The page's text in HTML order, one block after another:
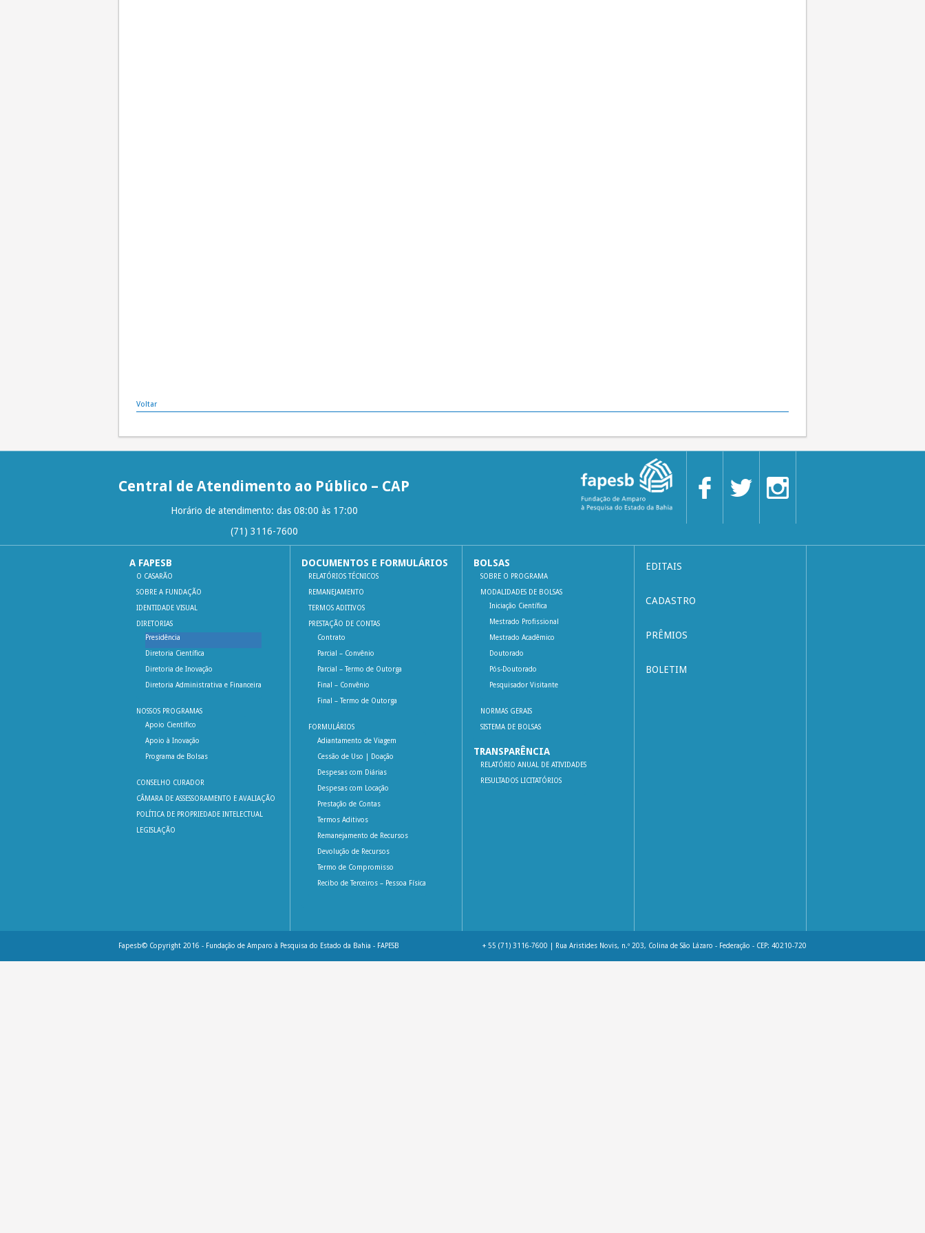
Voltar
Central de Atendimento ao Público – CAP
Horário de atendimento: das 08:00 às 17:00
(71) 3116-7600
A FAPESB
O CASARÃO
SOBRE A FUNDAÇÃO
IDENTIDADE VISUAL
DIRETORIAS
Presidência
Diretoria Científica
Diretoria de Inovação
Diretoria Administrativa e Financeira
NOSSOS PROGRAMAS
Apoio Científico
Apoio à Inovação
Programa de Bolsas
CONSELHO CURADOR
CÂMARA DE ASSESSORAMENTO E AVALIAÇÃO
POLÍTICA DE PROPRIEDADE INTELECTUAL
LEGISLAÇÃO
DOCUMENTOS E FORMULÁRIOS
RELATÓRIOS TÉCNICOS
REMANEJAMENTO
TERMOS ADITIVOS
PRESTAÇÃO DE CONTAS
Contrato
Parcial – Convênio
Parcial – Termo de Outorga
Final – Convênio
Final – Termo de Outorga
FORMULÁRIOS
Adiantamento de Viagem
Cessão de Uso | Doação
Despesas com Diárias
Despesas com Locação
Prestação de Contas
Termos Aditivos
Remanejamento de Recursos
Devolução de Recursos
Termo de Compromisso
Recibo de Terceiros – Pessoa Física
BOLSAS
SOBRE O PROGRAMA
MODALIDADES DE BOLSAS
Iniciação Científica
Mestrado Profissional
Mestrado Acadêmico
Doutorado
Pós-Doutorado
Pesquisador Visitante
NORMAS GERAIS
SISTEMA DE BOLSAS
TRANSPARÊNCIA
RELATÓRIO ANUAL DE ATIVIDADES
RESULTADOS LICITATÓRIOS
EDITAIS
CADASTRO
PRÊMIOS
BOLETIM
Fapesb© Copyright 2016 - Fundação de Amparo à Pesquisa do Estado da Bahia - FAPESB + 55 (71) 3116-7600 | Rua Aristides Novis, n.º 203, Colina de São Lázaro - Federação - CEP: 40210-720